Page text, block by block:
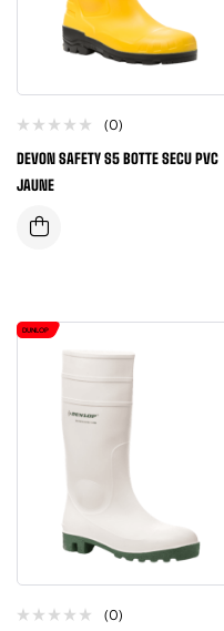
(0)
DEVON SAFETY S5 BOTTE SECU PVC
JAUNE
DUNLOP
(0)